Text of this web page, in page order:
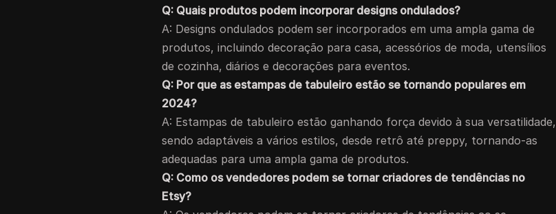
Q: Quais produtos podem incorporar designs ondulados?
A: Designs ondulados podem ser incorporados em uma ampla gama de
produtos, incluindo decoração para casa, acessórios de moda, utensílios
de cozinha, diários e decorações para eventos.
Q: Por que as estampas de tabuleiro estão se tornando populares em
2024?
A: Estampas de tabuleiro estão ganhando força devido à sua versatilidade,
sendo adaptáveis a vários estilos, desde retrô até preppy, tornando-as
adequadas para uma ampla gama de produtos.
Q: Como os vendedores podem se tornar criadores de tendências no
Etsy?